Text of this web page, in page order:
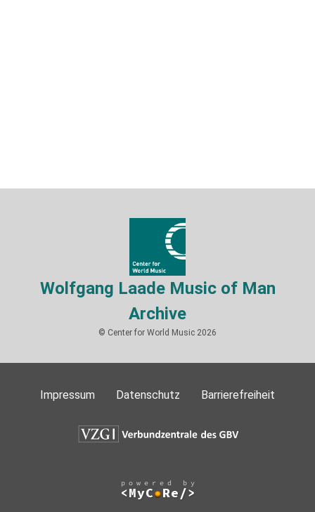
Wolfgang Laade Music of Man
Archive
© Center for World Music 2026
Impressum Datenschutz Barrierefreiheit